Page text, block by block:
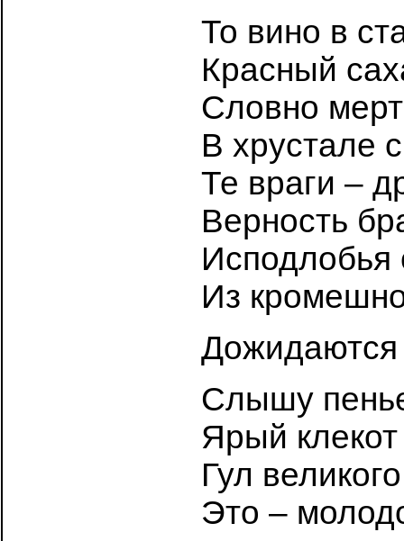
То вино в
Красный
Словно
В хрустале
Те враги –
Верность
Исподлобья
Из
Слышу
Ярый
Гул
Это –